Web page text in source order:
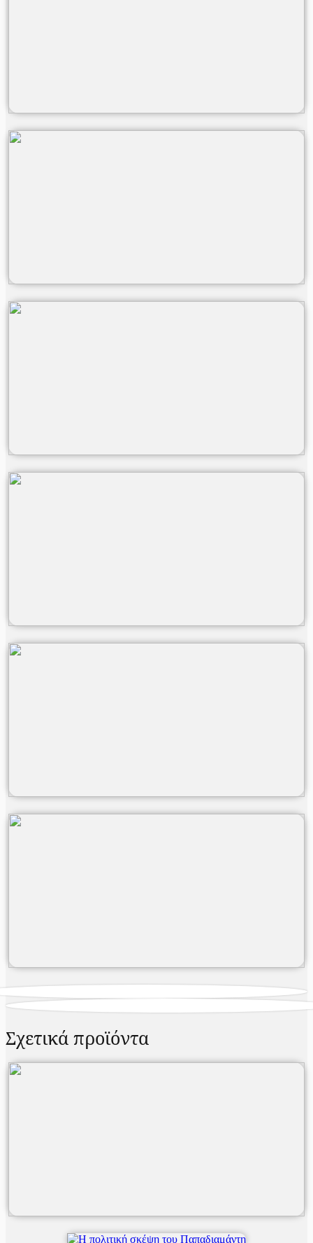
Σχετικά προϊόντα